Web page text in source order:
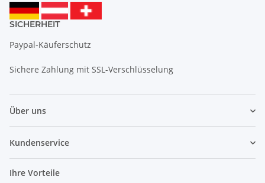
SICHERHEIT
Paypal-Käuferschutz
Sichere Zahlung mit SSL-Verschlüsselung
Über uns
Kundenservice
Ihre Vorteile